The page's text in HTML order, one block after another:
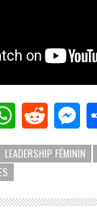
LEADERSHIP FÉMININ